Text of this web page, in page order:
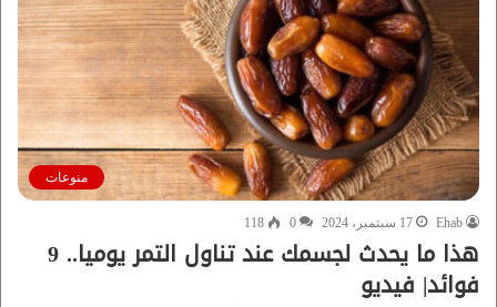
منوعات
Ehab 17 سبتمبر، 2024 0
118
هذا ما يحدث لجسمك عند تناول التمر يوميا.. 9
فوائد| فيديو